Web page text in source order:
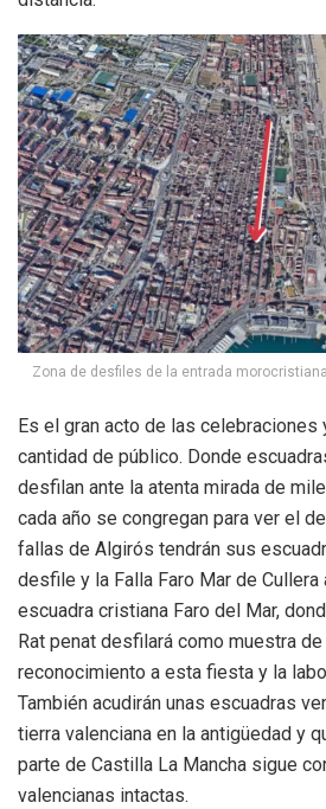
Zona de desfiles de la entrada
Es el gran acto de las celebraciones
cantidad de público. Donde
desfilan ante la atenta mirada de
cada año se congregan para ver el
fallas de Algirós tendrán sus
desfile y la Falla Faro Mar de Cullera
escuadra cristiana Faro del Mar,
Rat penat desfilará como muestra
reconocimiento a esta fiesta y la
También acudirán unas escuadras
tierra valenciana en la antigüedad y
parte de Castilla La Mancha sigue
valencianas intactas.